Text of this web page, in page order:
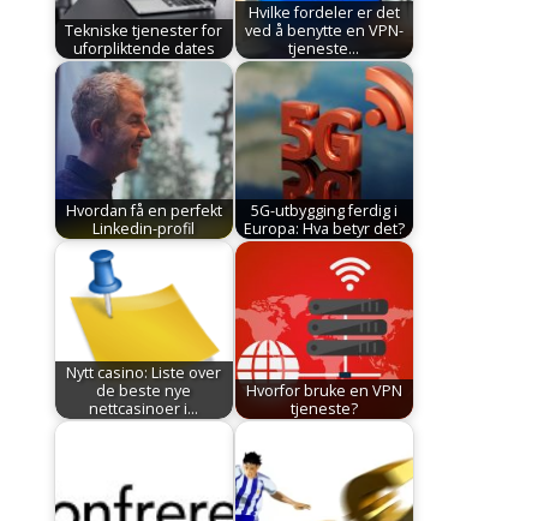
Tekniske tjenester for
uforpliktende dates
Hvilke fordeler er det
ved å benytte en VPN-
tjeneste…
Hvordan få en perfekt
Linkedin-profil
5G-utbygging ferdig i
Europa: Hva betyr det?
Nytt casino: Liste over
de beste nye
nettcasinoer i…
Hvorfor bruke en VPN
tjeneste?